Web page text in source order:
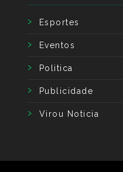
Esportes
Eventos
Politica
Publicidade
Virou Noticia